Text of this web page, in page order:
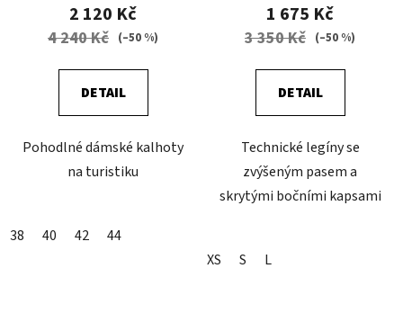
2 120 Kč
4 240 Kč (–50 %)
DETAIL
Pohodlné dámské kalhoty
na turistiku
38 40 42 44
1 675 Kč
3 350 Kč (–50 %)
DETAIL
Technické legíny se
zvýšeným pasem a
skrytými bočními kapsami
XS S L